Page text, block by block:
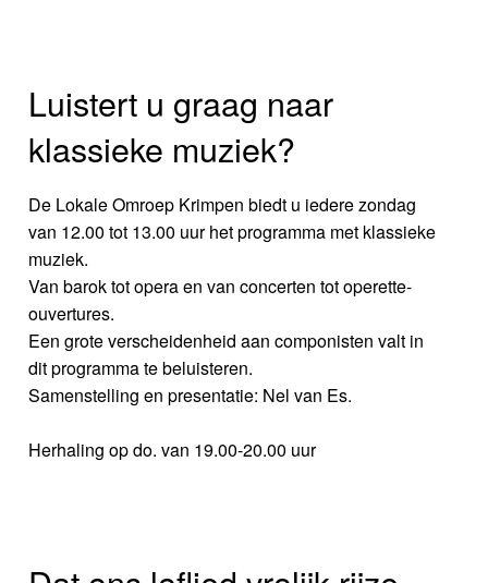
Luistert u graag naar
klassieke muziek?
De Lokale Omroep Krimpen biedt u iedere zondag
van 12.00 tot 13.00 uur het programma met klassieke
muziek.
Van barok tot opera en van concerten tot operette-
ouvertures.
Een grote verscheidenheid aan componisten valt in
dit programma te beluisteren.
Samenstelling en presentatie: Nel van Es.
Herhaling op do. van 19.00-20.00 uur